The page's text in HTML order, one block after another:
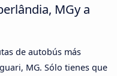
MGy a
de autobús más
MG. Sólo tienes que